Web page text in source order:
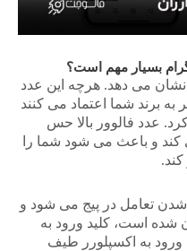
بسیار مهم است؟
نشان می دهد. هرچه این عدد
به برند شما اعتماد می کنند
عدد فالوور بالا حس
کند و باعث می شود شما را
تعامل در پیج می شود و
شده است، کلید ورود به
ورود به اکسپلورر طیف